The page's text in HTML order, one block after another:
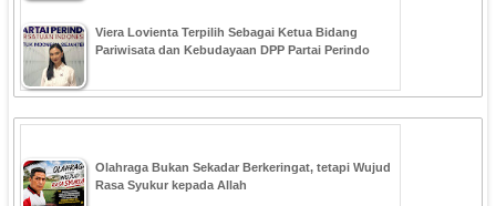
Viera Lovienta Terpilih Sebagai Ketua Bidang
Pariwisata dan Kebudayaan DPP Partai Perindo
Olahraga Bukan Sekadar Berkeringat, tetapi Wujud
Rasa Syukur kepada Allah